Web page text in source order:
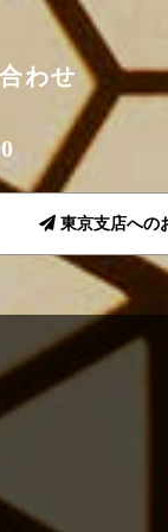
わせ
東京支店への